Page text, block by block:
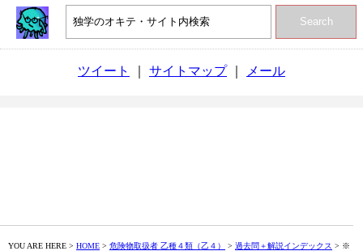
Search
ツイート サイトマップ｜ メール
YOU ARE HERE > HOME > 危険物取扱者 乙種４類（乙４） > 過去問＋解説インデックス > ※